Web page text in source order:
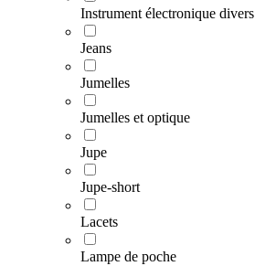
Instrument électronique divers
Jeans
Jumelles
Jumelles et optique
Jupe
Jupe-short
Lacets
Lampe de poche